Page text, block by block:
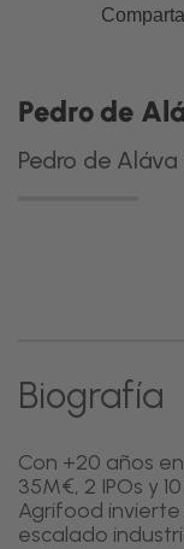
Pedro de
Pedro de Aláva
Biografía
Con +20 años
35M€, 2 IPOs y
Agrifood
escalado